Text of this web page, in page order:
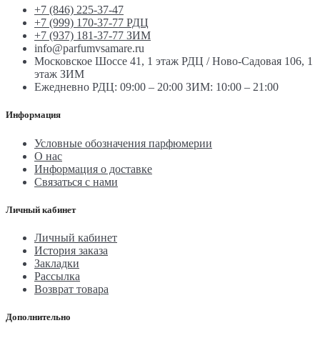
+7 (846) 225-37-47
+7 (999) 170-37-77 РДЦ
+7 (937) 181-37-77 ЗИМ
info@parfumvsamare.ru
Московское Шоссе 41, 1 этаж РДЦ / Ново-Садовая 106, 1
этаж ЗИМ
Ежедневно РДЦ: 09:00 – 20:00 ЗИМ: 10:00 – 21:00
Информация
Условные обозначения парфюмерии
О нас
Информация о доставке
Связаться с нами
Личный кабинет
Личный кабинет
История заказа
Закладки
Рассылка
Возврат товара
Дополнительно